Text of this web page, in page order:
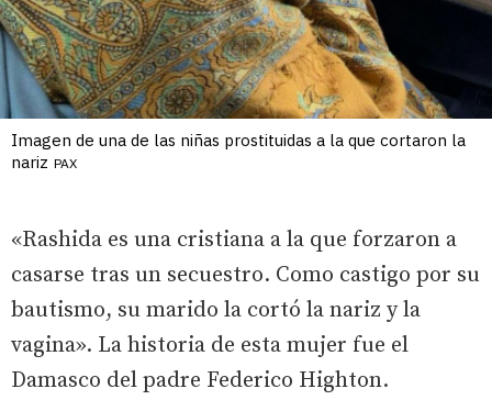
Imagen de una de las niñas prostituidas a la que cortaron la
nariz PAX
«Rashida es una cristiana a la que forzaron a
casarse tras un secuestro. Como castigo por su
bautismo, su marido la cortó la nariz y la
vagina». La historia de esta mujer fue el
Damasco del padre Federico Highton.